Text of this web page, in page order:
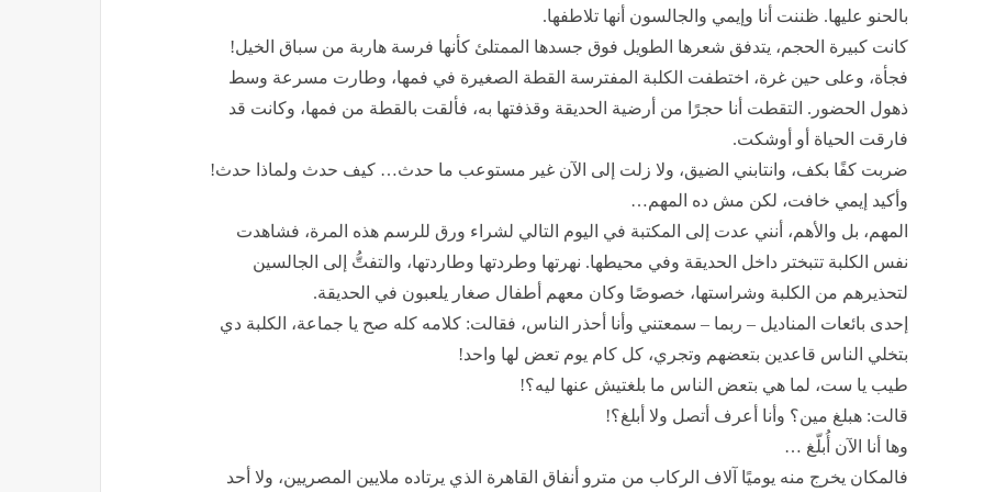
بالحنو عليها. ظننت أنا وإيمي والجالسون أنها تلاطفها.
كانت كبيرة الحجم، يتدفق شعرها الطويل فوق جسدها الممتلئ كأنها فرسة هاربة من سباق الخيل!
فجأة، وعلى حين غرة، اختطفت الكلبة المفترسة القطة الصغيرة في فمها، وطارت مسرعة وسط
ذهول الحضور. التقطت أنا حجرًا من أرضية الحديقة وقذفتها به، فألقت بالقطة من فمها، وكانت قد
فارقت الحياة أو أوشكت.
ضربت كفًا بكف، وانتابني الضيق، ولا زلت إلى الآن غير مستوعب ما حدث… كيف حدث ولماذا حدث!
وأكيد إيمي خافت، لكن مش ده المهم…
المهم، بل والأهم، أنني عدت إلى المكتبة في اليوم التالي لشراء ورق للرسم هذه المرة، فشاهدت
نفس الكلبة تتبختر داخل الحديقة وفي محيطها. نهرتها وطردتها وطاردتها، والتفتُّ إلى الجالسين
لتحذيرهم من الكلبة وشراستها، خصوصًا وكان معهم أطفال صغار يلعبون في الحديقة.
إحدى بائعات المناديل – ربما – سمعتني وأنا أحذر الناس، فقالت: كلامه كله صح يا جماعة، الكلبة دي
بتخلي الناس قاعدين بتعضهم وتجري، كل كام يوم تعض لها واحد!
طيب يا ست، لما هي بتعض الناس ما بلغتيش عنها ليه؟!
قالت: هبلغ مين؟ وأنا أعرف أتصل ولا أبلغ؟!
وها أنا الآن أُبلّغ …
فالمكان يخرج منه يوميًا آلاف الركاب من مترو أنفاق القاهرة الذي يرتاده ملايين المصريين، ولا أحد